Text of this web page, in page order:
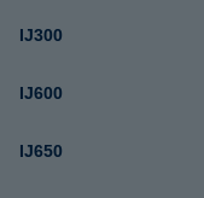
IJ300
IJ600
IJ650